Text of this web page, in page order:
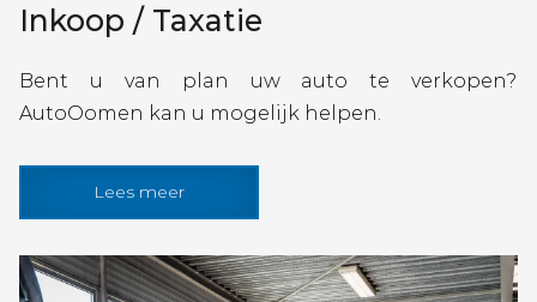
Inkoop / Taxatie
Bent u van plan uw auto te verkopen?
AutoOomen kan u mogelijk helpen.
Lees meer